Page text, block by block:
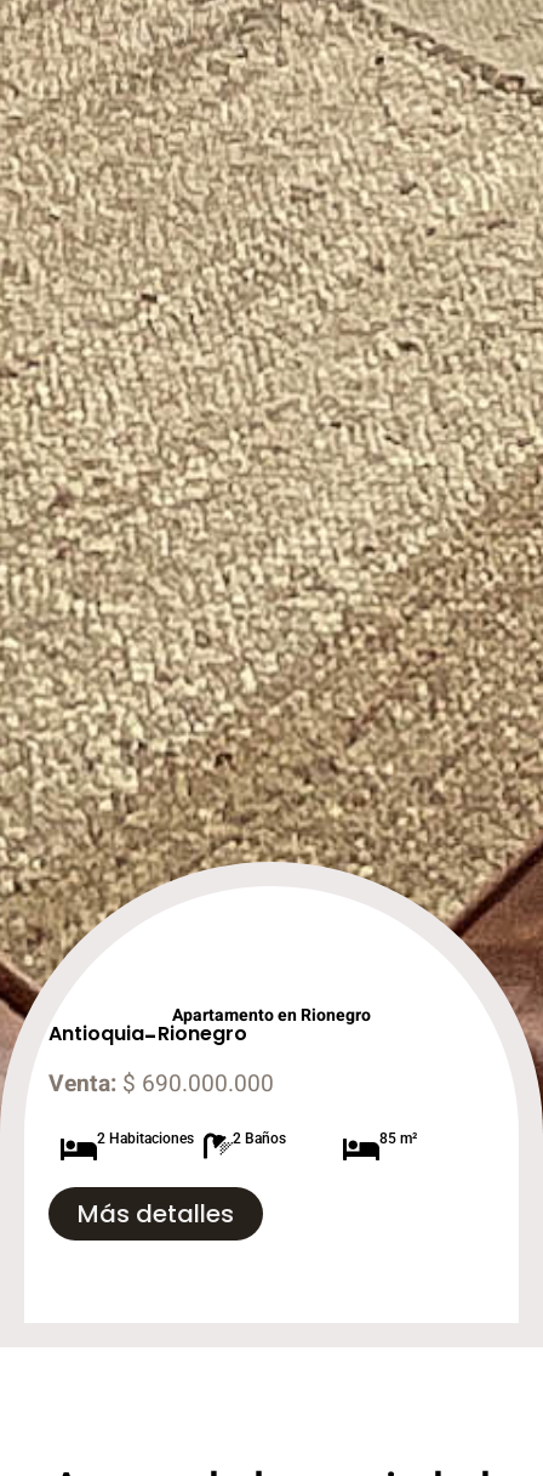
Apartamento en Rionegro
Antioquia-Rionegro
Venta: $ 690.000.000
2 Habitaciones 2 Baños 85 m²
Más detalles